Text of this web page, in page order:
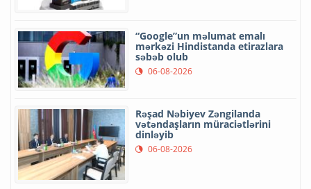
“Google”un məlumat emalı
mərkəzi Hindistanda etirazlara
səbəb olub
06-08-2026
Rəşad Nəbiyev Zəngilanda
vətəndaşların müraciətlərini
dinləyib
06-08-2026